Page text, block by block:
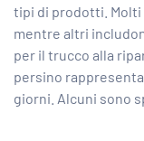
tipi di prodotti. Molti
mentre altri
per il trucco alla
persino
giorni. Alcuni sono